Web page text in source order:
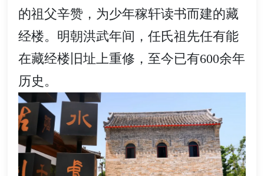
的祖父辛赞，为少年稼轩读书而建的藏
经楼。明朝洪武年间，任氏祖先任有能
在藏经楼旧址上重修，至今已有600余年
历史。